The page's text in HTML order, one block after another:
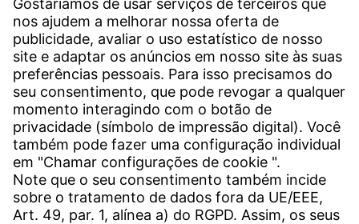
Teléfono recepción:
+34 949 325 200(24 horas)
CONTATO
Unidades de produção em todo o mundo
Contato